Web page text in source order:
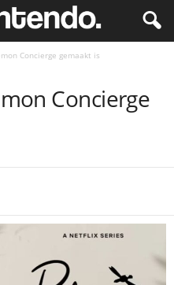
Concierge gemaakt is
Concierge